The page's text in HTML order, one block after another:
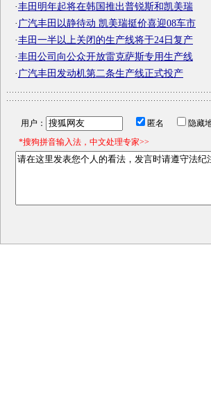
·丰田明年起将在韩国推出普锐斯和凯美瑞
· 广汽丰田以静待动 凯美瑞挺价喜迎08车市
·丰田一半以上关闭的生产线将于24日复产
·丰田公司向公众开放雷克萨斯专用生产线
· 广汽丰田发动机第二条生产线正式投产
用户： 匿名 隐藏
*搜狗拼音输入法，中文处理专家>>